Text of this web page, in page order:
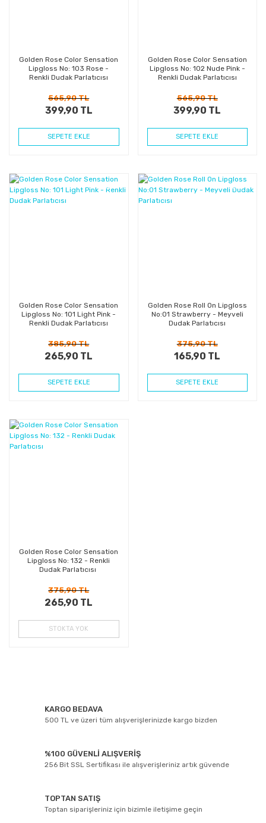
Golden Rose Color Sensation
Lipgloss No: 103 Rose -
Renkli Dudak Parlatıcısı
565,90 TL
399,90 TL
SEPETE EKLE
Golden Rose Color Sensation
Lipgloss No: 102 Nude Pink -
Renkli Dudak Parlatıcısı
565,90 TL
399,90 TL
SEPETE EKLE
%31
Golden Rose Color Sensation
Lipgloss No: 101 Light Pink -
Renkli Dudak Parlatıcısı
385,90 TL
265,90 TL
SEPETE EKLE
%56
Golden Rose Roll On Lipgloss
No:01 Strawberry - Meyveli
Dudak Parlatıcısı
375,90 TL
165,90 TL
SEPETE EKLE
%29
Golden Rose Color Sensation
Lipgloss No: 132 - Renkli
Dudak Parlatıcısı
375,90 TL
265,90 TL
STOKTA YOK
KARGO BEDAVA
500 TL ve üzeri tüm alışverişlerinizde kargo bizden
%100 GÜVENLİ ALIŞVERİŞ
256 Bit SSL Sertifikası ile alışverişleriniz artık güvende
TOPTAN SATIŞ
Toptan siparişleriniz için bizimle iletişime geçin